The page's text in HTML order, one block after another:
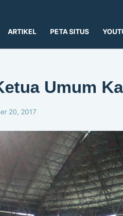
ARTIKEL PETA SITUS
Umum
20, 2017